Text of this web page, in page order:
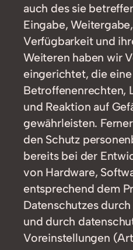
auch des sie
Eingabe,
Verfügbarkeit und
Weiteren haben wir
eingerichtet, die
Betroffenenrechten,
und Reaktion auf
gewährleisten.
den Schutz
bereits bei der
von Hardware,
entsprechend dem
Datenschutzes
und durch
Voreinstellungen